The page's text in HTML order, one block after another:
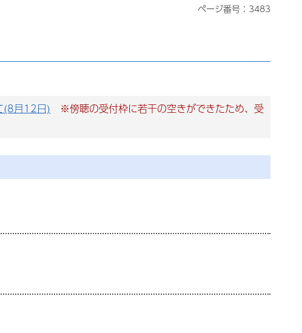
ページ番号：3483
(8月12日)
※傍聴の受付枠に若干の空きができたため、受